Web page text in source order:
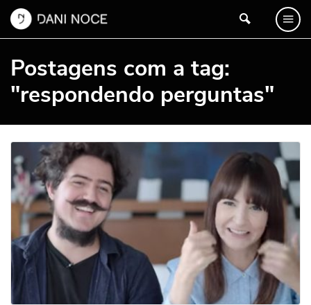
Postagens com a tag:
"respondendo perguntas"